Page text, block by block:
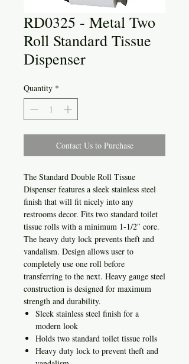
RD0325 - Metal Two
Roll Standard Tissue
Dispenser
Quantity *
Contact Us to Purchase
The Standard Double Roll Tissue
Dispenser features a sleek stainless steel
finish that will fit nicely into any
restrooms decor. Fits two standard toilet
tissue rolls with a minimum 1-1/2″ core.
The heavy duty lock prevents theft and
vandalism. Design allows user to
completely use one roll before
transferring to the next. Heavy gauge steel
construction is designed for maximum
strength and durability.
Sleek stainless steel finish for a
modern look
Holds two standard toilet tissue rolls
Heavy duty lock to prevent theft and